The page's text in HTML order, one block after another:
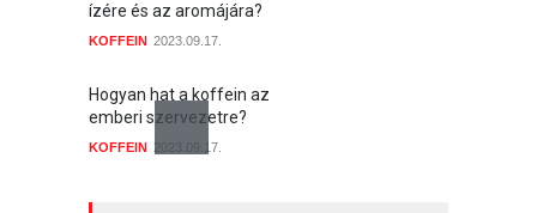
ízére és az aromájára?
KOFFEIN 2023.09.17.
Hogyan hat a koffein az
emberi szervezetre?
KOFFEIN 2023.09.17.
Mennyi koffein marad a